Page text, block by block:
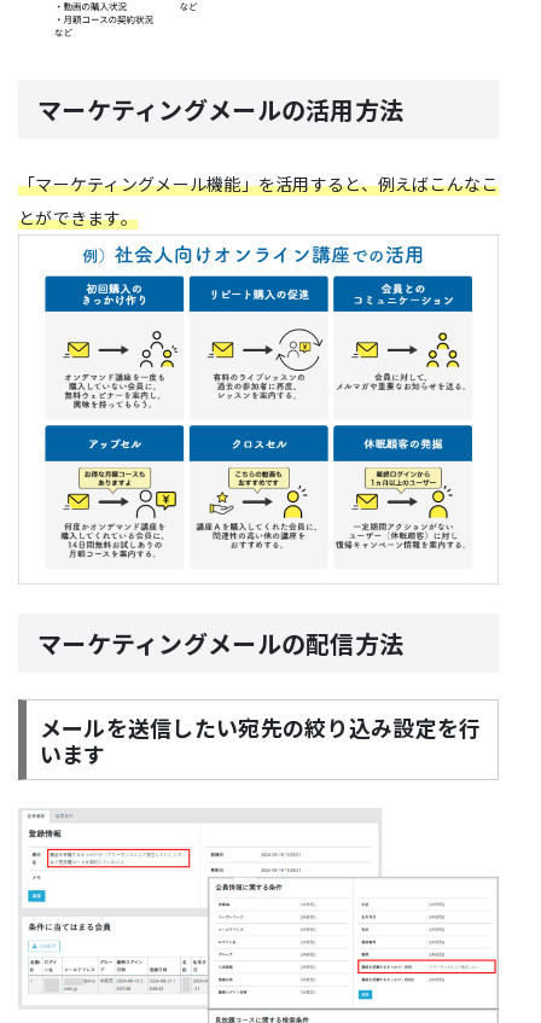
マーケティングメールの活用方法
「マーケティングメール機能」を活用すると、例えばこんなこ
とができます。
マーケティングメールの配信方法
メールを送信したい宛先の絞り込み設定を行
います